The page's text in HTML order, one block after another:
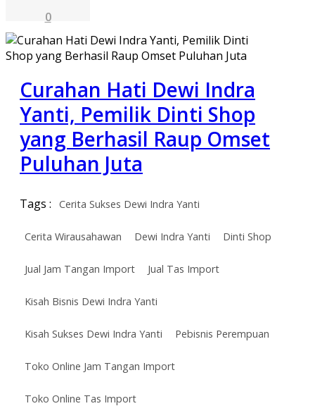
0
Curahan Hati Dewi Indra
Yanti, Pemilik Dinti Shop
yang Berhasil Raup Omset
Puluhan Juta
Tags : Cerita Sukses Dewi Indra Yanti
Cerita Wirausahawan Dewi Indra Yanti Dinti Shop
Jual Jam Tangan Import Jual Tas Import
Kisah Bisnis Dewi Indra Yanti
Kisah Sukses Dewi Indra Yanti Pebisnis Perempuan
Toko Online Jam Tangan Import
Toko Online Tas Import